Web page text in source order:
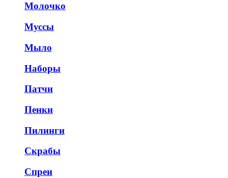
Молочко
Муссы
Мыло
Наборы
Патчи
Пенки
Пилинги
Скрабы
Спреи